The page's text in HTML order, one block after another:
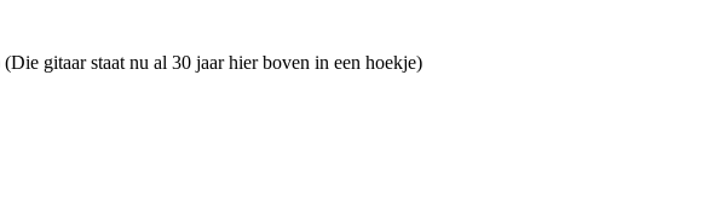
gitaar staat nu al 30 jaar hier boven in een hoekje)